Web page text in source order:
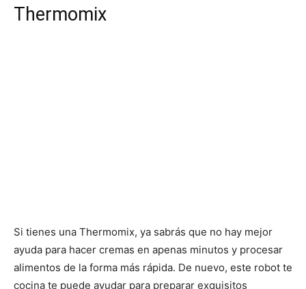
Thermomix
Si tienes una Thermomix, ya sabrás que no hay mejor
ayuda para hacer cremas en apenas minutos y procesar
alimentos de la forma más rápida. De nuevo, este robot te
cocina te puede ayudar para preparar exquisitos